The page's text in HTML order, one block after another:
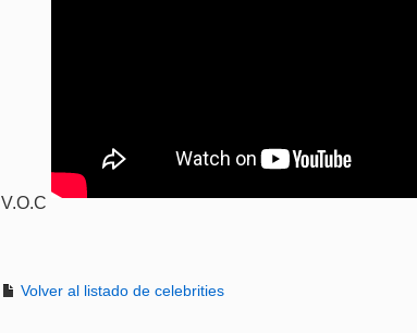
V.O.C
Volver al listado de celebrities